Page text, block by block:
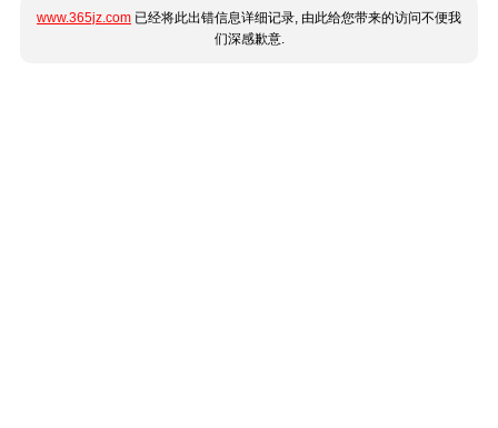
www.365jz.com 已经将此出错信息详细记录, 由此给您带来的访问不便我
们深感歉意.